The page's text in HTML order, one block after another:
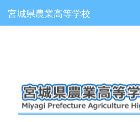
宮城県農業高等学校